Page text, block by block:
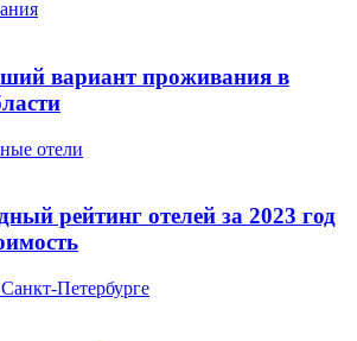
вариант проживания в
рейтинг отелей за 2023 год